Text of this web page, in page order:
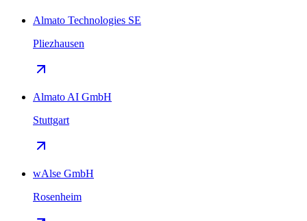
Almato Technologies SE
Pliezhausen
Almato AI GmbH
Stuttgart
wAlse GmbH
Rosenheim